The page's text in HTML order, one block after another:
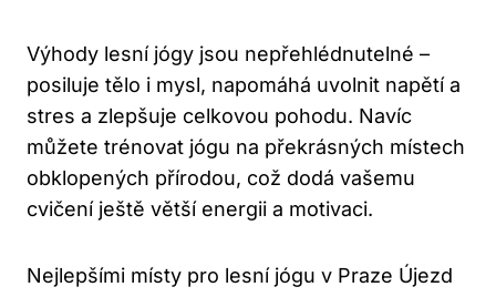
Výhody lesní jógy jsou nepřehlédnutelné –
posiluje tělo i mysl, napomáhá uvolnit napětí a
stres a zlepšuje celkovou pohodu. Navíc
můžete trénovat jógu na překrásných místech
obklopených přírodou, což dodá vašemu
cvičení ještě větší energii a motivaci.
Nejlepšími místy pro lesní jógu v Praze Újezd